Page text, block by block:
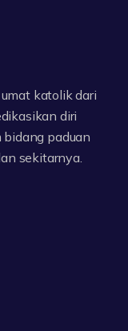
katolik dari
diri
bidang paduan
sekitarnya.